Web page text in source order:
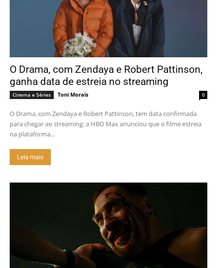
O Drama, com Zendaya e Robert Pattinson,
ganha data de estreia no streaming
Cinema e Séries Toni Morais 0
O Drama, com Zendaya e Robert Pattinson, tem data confirmada
para chegar ao streaming: a HBO Max anunciou que o filme estreia
na plataforma...
Leia mais